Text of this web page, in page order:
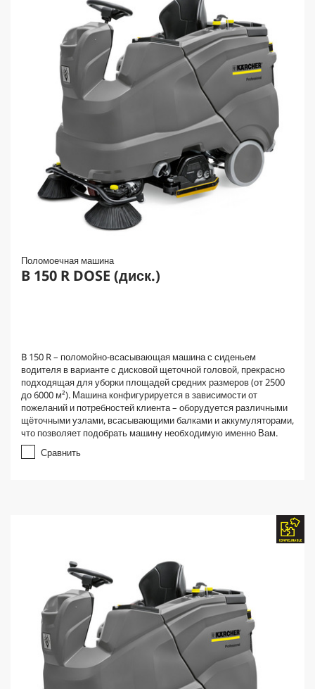
Поломоечная машина
B 150 R DOSE (диск.)
B 150 R – поломойно-всасывающая машина с сиденьем
водителя в варианте с дисковой щеточной головой, прекрасно
подходящая для уборки площадей средних размеров (от 2500
до 6000 м²). Машина конфигурируется в зависимости от
пожеланий и потребностей клиента – оборудуется различными
щёточными узлами, всасывающими балками и аккумуляторами,
что позволяет подобрать машину необходимую именно Вам.
Сравнить